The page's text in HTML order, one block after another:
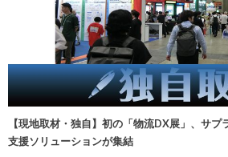
【現地取材・独自】初の「物流DX展」、サ
支援ソリューションが集結